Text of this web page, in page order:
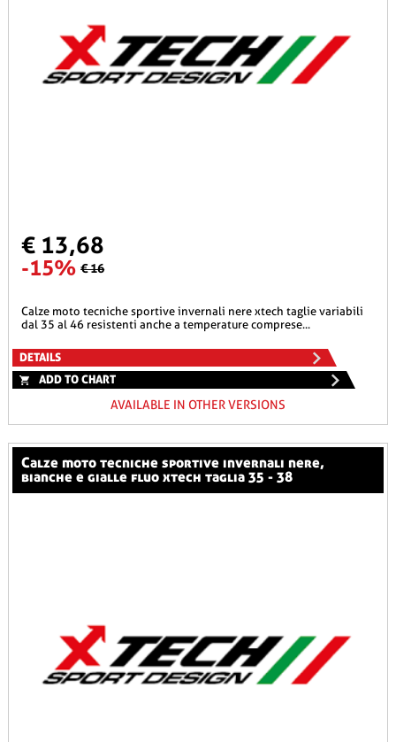
€ 13,68
-15% € 16
calze moto tecniche sportive invernali nere xtech taglie variabili
dal 35 al 46 resistenti anche a temperature comprese...
DETAILS
ADD TO CHART
AVAILABLE IN OTHER VERSIONS
calze moto tecniche sportive invernali nere,
bianche e gialle fluo xtech taglia 35 - 38